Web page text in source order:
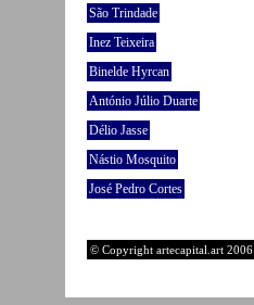
São Trindade
Inez Teixeira
Binelde Hyrcan
António Júlio Duarte
Délio Jasse
Nástio Mosquito
José Pedro Cortes
© Copyright artecapital.art 2006